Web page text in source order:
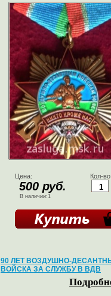
Цена:
500 руб.
В наличии:1
Кол-
90 ЛЕТ ВОЗДУШНО-
ВОЙСКА ЗА СЛУЖБУ В ВДВ